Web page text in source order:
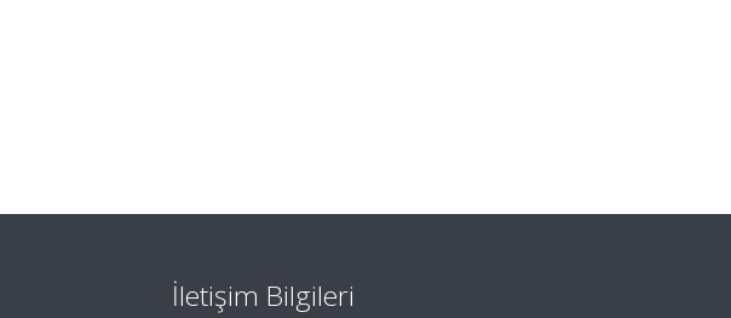
İletişim Bilgileri